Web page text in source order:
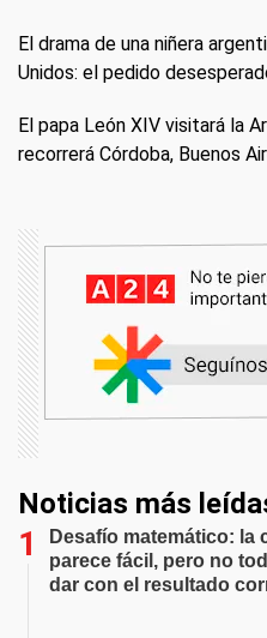
El drama de una niñera
Unidos: el pedido
El papa León XIV visitará la
recorrerá Córdoba, Buenos
Noticias más
Desafío matemático: la
parece fácil, pero no
dar con el resultado